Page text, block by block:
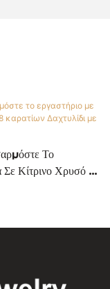
Το
Κίτρινο Χρυσό 18